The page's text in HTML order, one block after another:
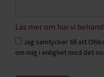
Läs mer om hur vi
Jag samtycker till att
om mig i enlighet med det